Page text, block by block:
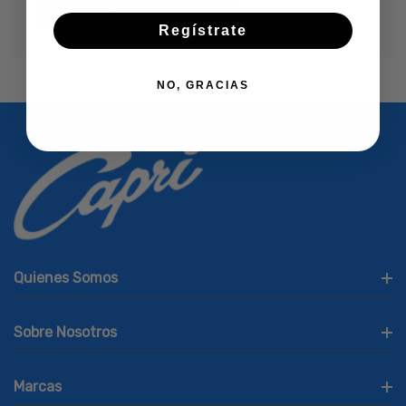
Crear Cuenta
Quienes Somos
Sobre Nosotros
Marcas
Regístrate
NO, GRACIAS